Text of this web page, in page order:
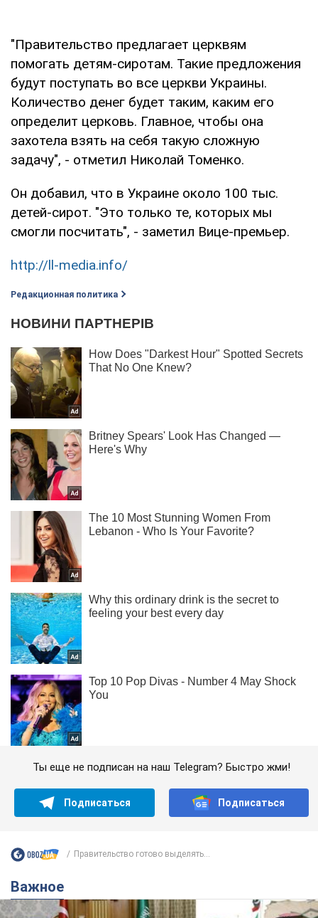
"Правительство предлагает церквям
помогать детям-сиротам. Такие предложения
будут поступать во все церкви Украины.
Количество денег будет таким, каким его
определит церковь. Главное, чтобы она
захотела взять на себя такую сложную
задачу", - отметил Николай Томенко.
Он добавил, что в Украине около 100 тыс.
детей-сирот. "Это только те, которых мы
смогли посчитать", - заметил Вице-премьер.
http://ll-media.info/
Редакционная политика
Ты еще не подписан на наш Telegram? Быстро жми!
Подписаться Подписаться
Правительство готово выделять...
Важное